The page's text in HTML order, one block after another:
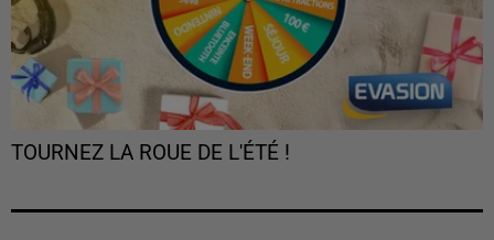
TOURNEZ LA ROUE DE L'ÉTÉ !